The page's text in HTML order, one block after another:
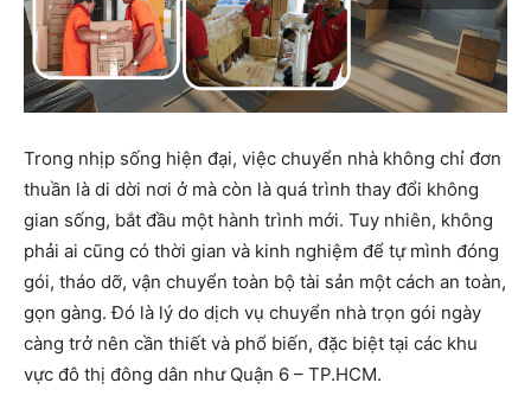
Trong nhịp sống hiện đại, việc chuyển nhà không chỉ đơn
thuần là di dời nơi ở mà còn là quá trình thay đổi không
gian sống, bắt đầu một hành trình mới. Tuy nhiên, không
phải ai cũng có thời gian và kinh nghiệm để tự mình đóng
gói, tháo dỡ, vận chuyển toàn bộ tài sản một cách an toàn,
gọn gàng. Đó là lý do dịch vụ chuyển nhà trọn gói ngày
càng trở nên cần thiết và phổ biến, đặc biệt tại các khu
vực đô thị đông dân như Quận 6 – TP.HCM.